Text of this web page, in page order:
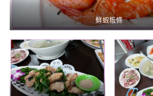
鮮蝦粄條